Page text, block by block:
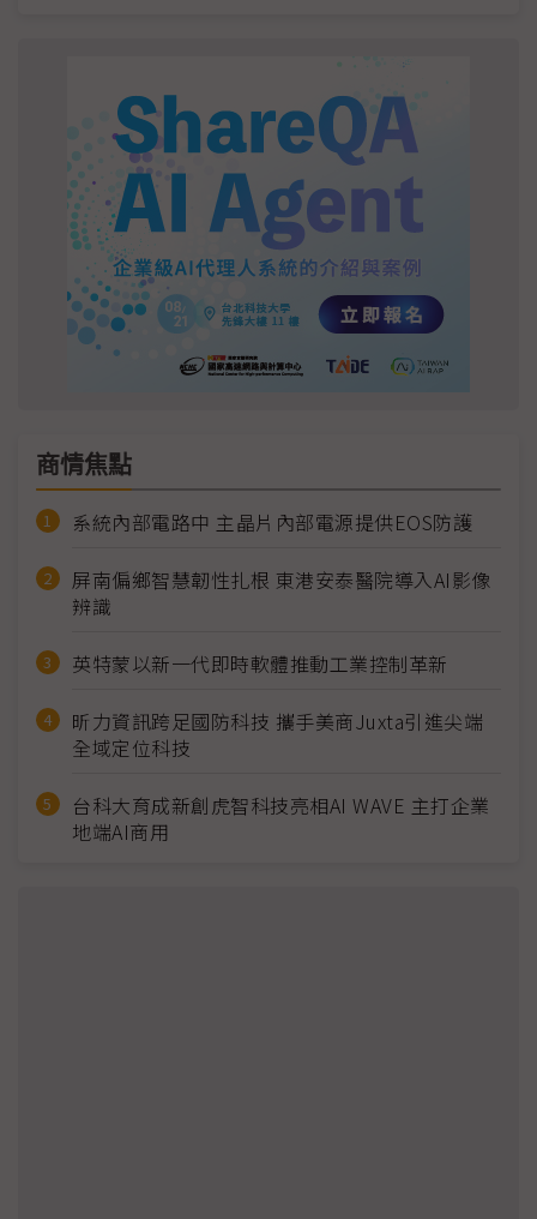
商情焦點
系統內部電路中 主晶片內部電源提供EOS防護
屏南偏鄉智慧韌性扎根 東港安泰醫院導入AI影像
辨識
英特蒙以新一代即時軟體推動工業控制革新
昕力資訊跨足國防科技 攜手美商Juxta引進尖端
全域定位科技
台科大育成新創虎智科技亮相AI WAVE 主打企業
地端AI商用